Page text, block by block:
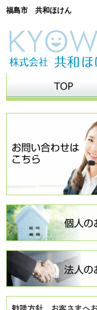
福島市 共和ほけん